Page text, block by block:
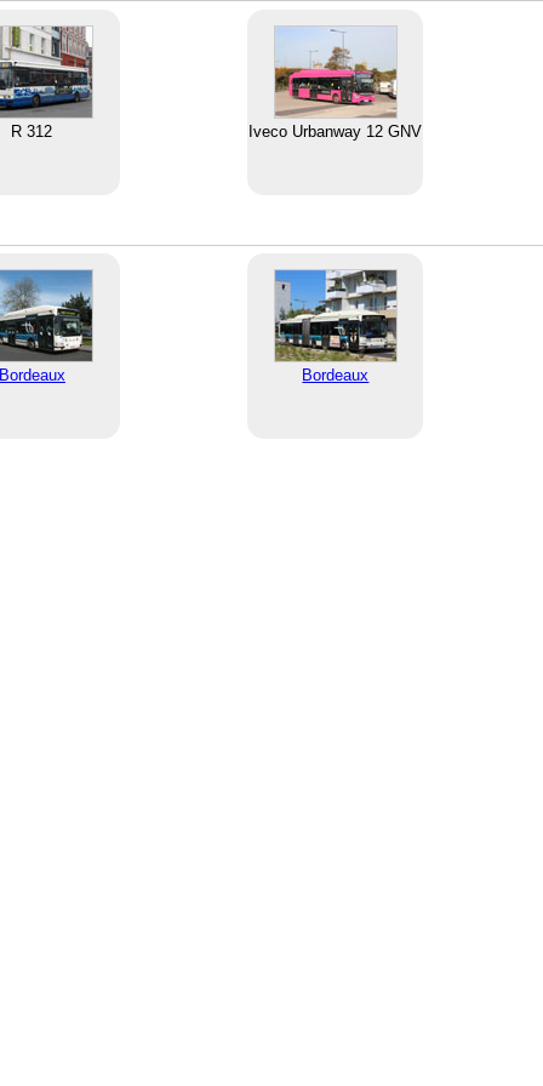
R 312 Iveco Urbanway 12 GNV
Bordeaux Bordeaux